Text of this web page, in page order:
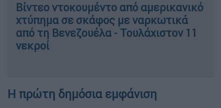
Βίντεο ντοκουμέντο από αμερικανικό
χτύπημα σε σκάφος με ναρκωτικά
από τη Βενεζουέλα - Τουλάχιστον 11
νεκροί
Η πρώτη δημόσια εμφάνιση